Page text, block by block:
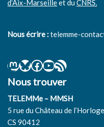
d’Aix-Marseilleet duCNRS.
Nous écrire :telemme-
Nous trouver
TELEMMe – MMSH
5 rue du Château de l’Horloge
CS 90412